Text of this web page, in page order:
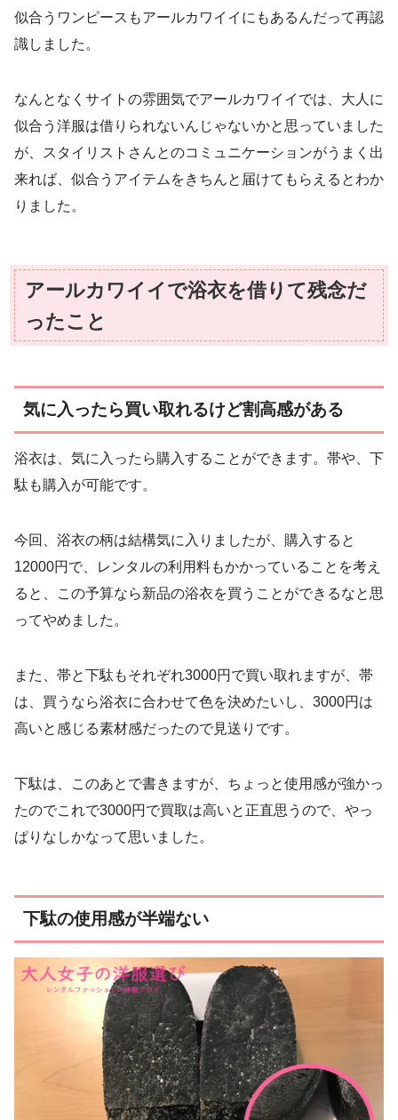
似合うワンピースもアールカワイイにもあるんだって再認
識しました。
なんとなくサイトの雰囲気でアールカワイイでは、大人に
似合う洋服は借りられないんじゃないかと思っていました
が、スタイリストさんとのコミュニケーションがうまく出
来れば、似合うアイテムをきちんと届けてもらえるとわか
りました。
アールカワイイで浴衣を借りて残念だ
ったこと
気に入ったら買い取れるけど割高感がある
浴衣は、気に入ったら購入することができます。帯や、下
駄も購入が可能です。
今回、浴衣の柄は結構気に入りましたが、購入すると
12000円で、レンタルの利用料もかかっていることを考え
ると、この予算なら新品の浴衣を買うことができるなと思
ってやめました。
また、帯と下駄もそれぞれ3000円で買い取れますが、帯
は、買うなら浴衣に合わせて色を決めたいし、3000円は
高いと感じる素材感だったので見送りです。
下駄は、このあとで書きますが、ちょっと使用感が強かっ
たのでこれで3000円で買取は高いと正直思うので、やっ
ぱりなしかなって思いました。
下駄の使用感が半端ない